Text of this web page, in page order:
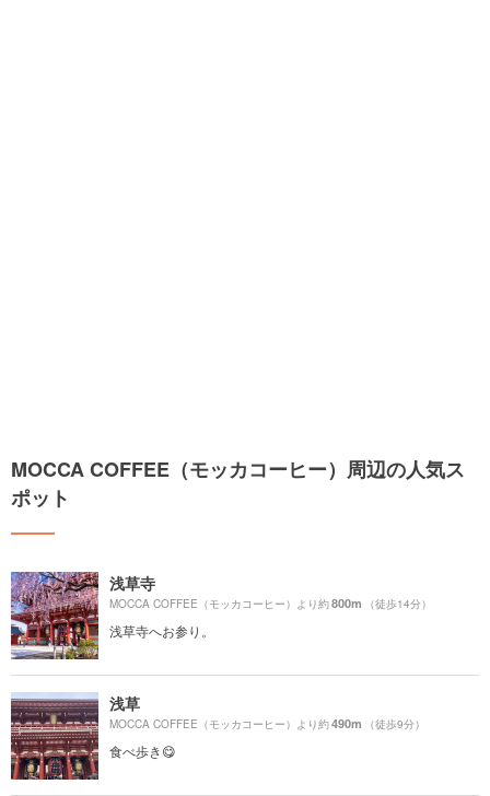
MOCCA COFFEE（モッカコーヒー）周辺の人気ス
ポット
浅草寺
MOCCA COFFEE（モッカコーヒー）より約800m （徒歩14分）
浅草寺へお参り。
浅草
MOCCA COFFEE（モッカコーヒー）より約490m （徒歩9分）
食べ歩き😋